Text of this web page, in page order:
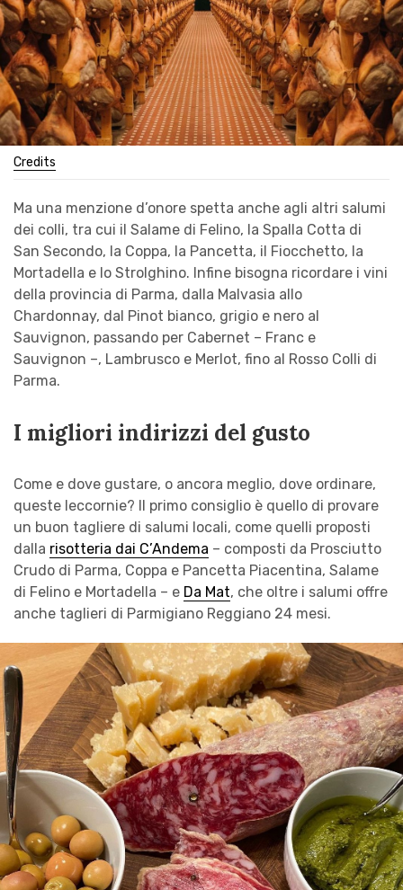
Credits
Ma una menzione d’onore spetta anche agli altri salumi
dei colli, tra cui il Salame di Felino, la Spalla Cotta di
San Secondo, la Coppa, la Pancetta, il Fiocchetto, la
Mortadella e lo Strolghino. Infine bisogna ricordare i vini
della provincia di Parma, dalla Malvasia allo
Chardonnay, dal Pinot bianco, grigio e nero al
Sauvignon, passando per Cabernet – Franc e
Sauvignon –, Lambrusco e Merlot, fino al Rosso Colli di
Parma.
I migliori indirizzi del gusto
Come e dove gustare, o ancora meglio, dove ordinare,
queste leccornie? Il primo consiglio è quello di provare
un buon tagliere di salumi locali, come quelli proposti
dalla risotteria dai C’Andema – composti da Prosciutto
Crudo di Parma, Coppa e Pancetta Piacentina, Salame
di Felino e Mortadella – e Da Mat, che oltre i salumi offre
anche taglieri di Parmigiano Reggiano 24 mesi.